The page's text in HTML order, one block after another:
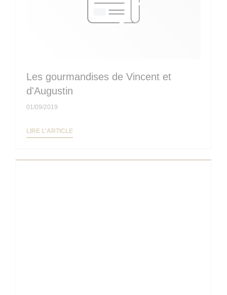
Les gourmandises de Vincent et
d'Augustin
01/09/2019
LIRE L'ARTICLE